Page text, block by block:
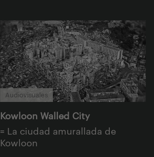
Audiovisuales
Kowloon Walled City
= La ciudad amurallada de
Kowloon